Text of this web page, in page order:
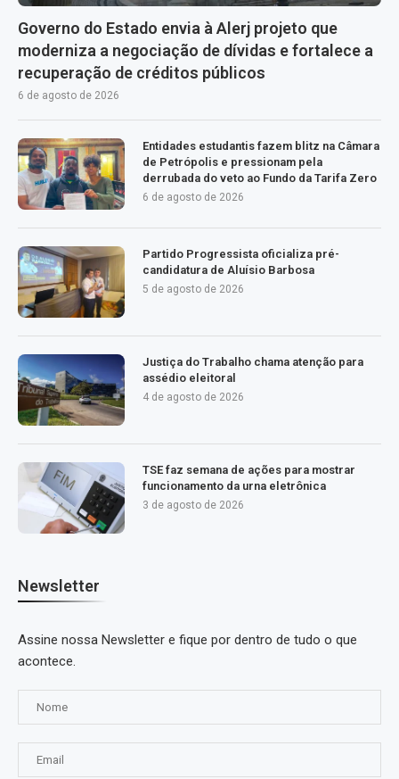
Governo do Estado envia à Alerj projeto que
moderniza a negociação de dívidas e fortalece a
recuperação de créditos públicos
6 de agosto de 2026
Entidades estudantis fazem blitz na Câmara
de Petrópolis e pressionam pela
derrubada do veto ao Fundo da Tarifa Zero
6 de agosto de 2026
Partido Progressista oficializa pré-
candidatura de Aluísio Barbosa
5 de agosto de 2026
Justiça do Trabalho chama atenção para
assédio eleitoral
4 de agosto de 2026
TSE faz semana de ações para mostrar
funcionamento da urna eletrônica
3 de agosto de 2026
Newsletter
Assine nossa Newsletter e fique por dentro de tudo o que
acontece.